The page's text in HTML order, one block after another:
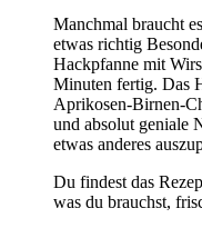
Manchmal braucht
etwas richtig
Hackpfanne mit
Minuten fertig. Das
Aprikosen-Birnen-
und absolut geniale
etwas anderes
Du findest das
was du brauchst,